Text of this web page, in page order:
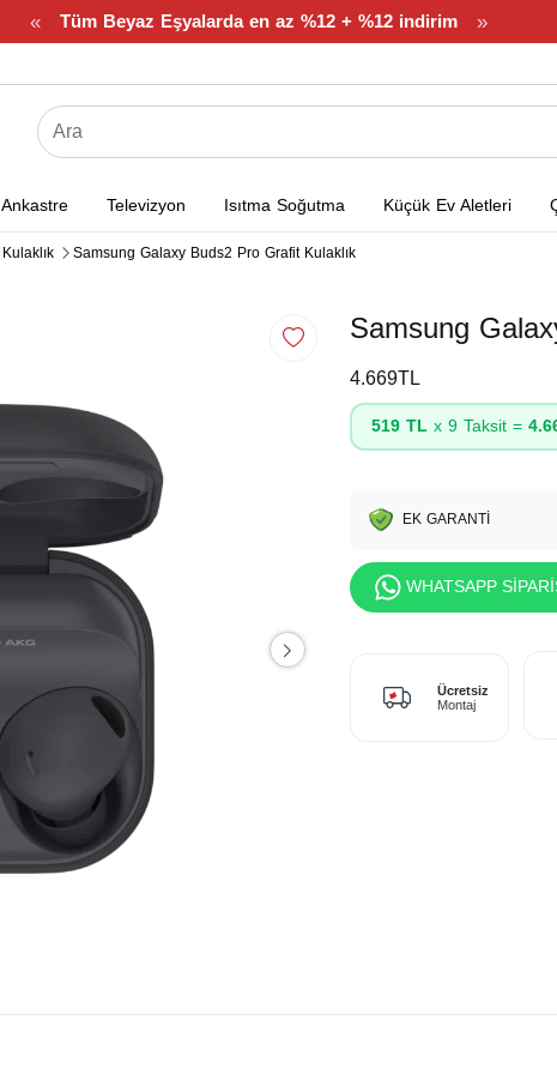
« Tüm Beyaz Eşyalarda en az %12 + %12 indirim »
Ankastre Televizyon Isıtma Soğutma Küçük Ev Aletleri
Kulaklık Samsung Galaxy Buds2 Pro Grafit Kulaklık
Samsung
4.669TL
519 TLx 9 Taksit =
EK GARANTİ
WHATSAPP
Ücretsiz
Montaj